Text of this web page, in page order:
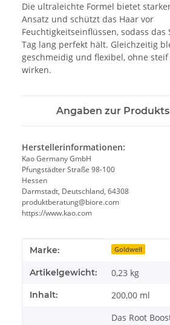
Die ultraleichte Formel bietet
Ansatz und schützt das Haar vor
Feuchtigkeitseinflüssen, sodass das
Tag lang perfekt hält. Gleichzeitig
geschmeidig und flexibel, ohne
wirken.
Angaben zur
Herstellerinformationen:
Kao Germany GmbH
Pfungstädter Straße 98-100
Hessen
Darmstadt, Deutschland, 64308
produktberatung@biore.com
https://www.kao.com
Produkteigenschaft
Wert
Marke: Goldwell
Artikelgewicht: 0,23 kg
Inhalt:
200,00 ml
Das Root